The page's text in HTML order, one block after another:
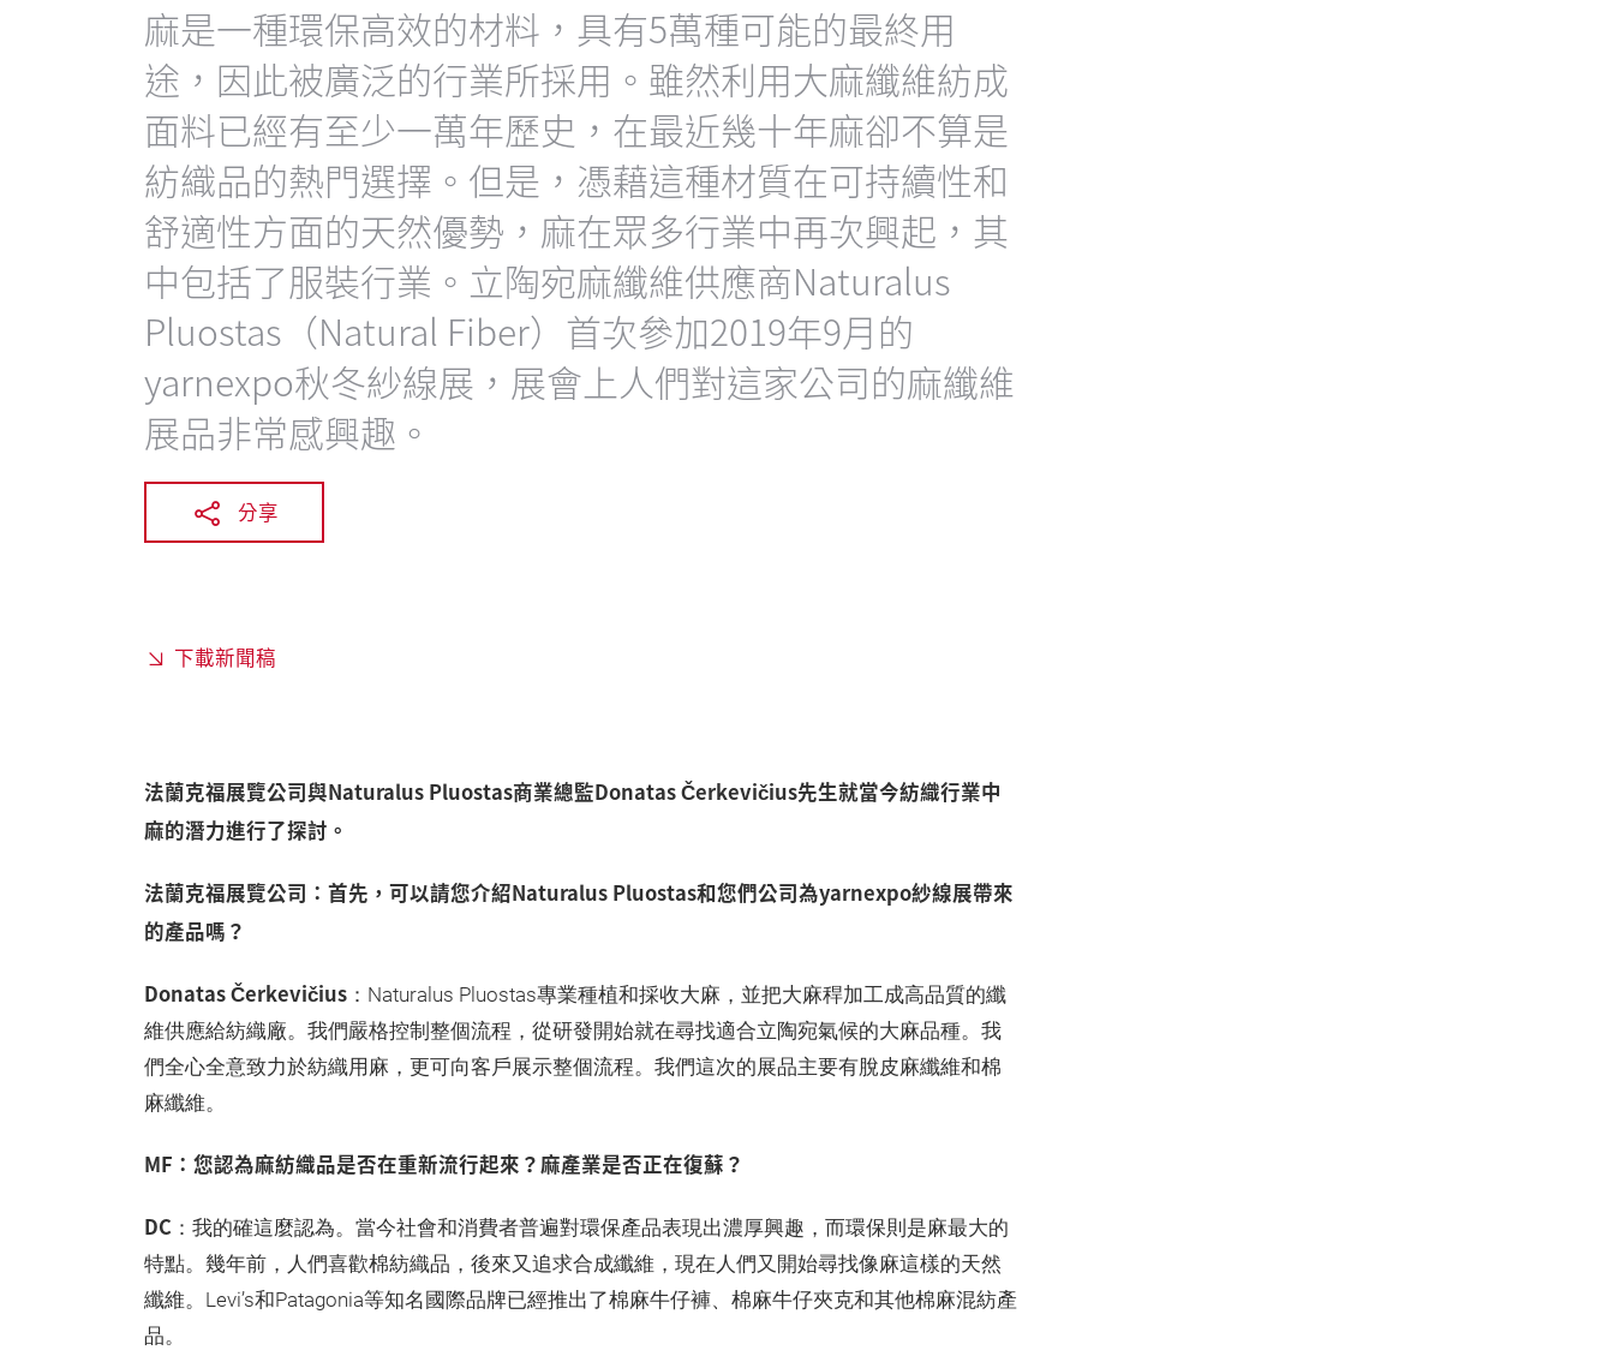
麻是一種環保高效的材料，具有5萬種可能的最終用
途，因此被廣泛的行業所採用。雖然利用大麻纖維紡成
面料已經有至少一萬年歷史，在最近幾十年麻卻不算是
紡織品的熱門選擇。但是，憑藉這種材質在可持續性和
舒適性方面的天然優勢，麻在眾多行業中再次興起，其
中包括了服裝行業。立陶宛麻纖維供應商Naturalus
Pluostas（Natural Fiber）首次參加2019年9月的
yarnexpo秋冬紗線展，展會上人們對這家公司的麻纖維
展品非常感興趣。
分享
下載新聞稿
法蘭克福展覽公司與Naturalus Pluostas商業總監Donatas Čerkevičius先生就當今紡織行業中
麻的潛力進行了探討。
法蘭克福展覽公司：首先，可以請您介紹Naturalus Pluostas和您們公司為yarnexpo紗線展帶來
的產品嗎？
Donatas Čerkevičius ：Naturalus Pluostas專業種植和採收大麻，並把大麻稈加工成高品質的纖
維供應給紡織廠。我們嚴格控制整個流程，從研發開始就在尋找適合立陶宛氣候的大麻品種。我
們全心全意致力於紡織用麻，更可向客戶展示整個流程。我們這次的展品主要有脫皮麻纖維和棉
麻纖維。
MF：您認為麻紡織品是否在重新流行起來？麻產業是否正在復蘇？
DC ：我的確這麼認為。當今社會和消費者普遍對環保產品表現出濃厚興趣，而環保則是麻最大的
特點。幾年前，人們喜歡棉紡織品，後來又追求合成纖維，現在人們又開始尋找像麻這樣的天然
纖維。Levi’s和Patagonia等知名國際品牌已經推出了棉麻牛仔褲、棉麻牛仔夾克和其他棉麻混紡產
品。